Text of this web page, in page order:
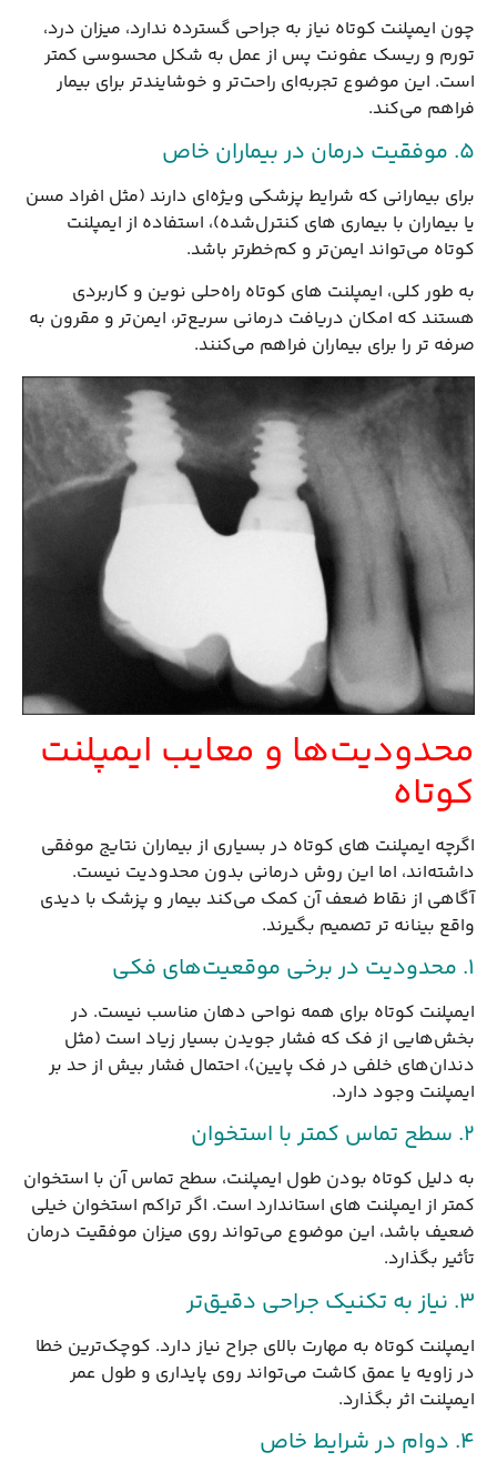
چون ایمپلنت کوتاه نیاز به جراحی گسترده ندارد، میزان درد،
تورم و ریسک عفونت پس از عمل به شکل محسوسی کمتر
است. این موضوع تجربه‌ای راحت‌تر و خوشایندتر برای بیمار
فراهم می‌کند.
۵. موفقیت درمان در بیماران خاص
برای بیمارانی که شرایط پزشکی ویژه‌ای دارند (مثل افراد مسن
یا بیماران با بیماری های کنترل‌شده)، استفاده از ایمپلنت
کوتاه می‌تواند ایمن‌تر و کم‌خطرتر باشد.
به طور کلی، ایمپلنت های کوتاه راه‌حلی نوین و کاربردی
هستند که امکان دریافت درمانی سریع‌تر، ایمن‌تر و مقرون به
صرفه تر را برای بیماران فراهم می‌کنند.
محدودیت‌ها و معایب ایمپلنت
کوتاه
اگرچه ایمپلنت های کوتاه در بسیاری از بیماران نتایج موفقی
داشته‌اند، اما این روش درمانی بدون محدودیت نیست.
آگاهی از نقاط ضعف آن کمک می‌کند بیمار و پزشک با دیدی
واقع بینانه تر تصمیم بگیرند.
۱. محدودیت در برخی موقعیت‌های فکی
ایمپلنت کوتاه برای همه نواحی دهان مناسب نیست. در
بخش‌هایی از فک که فشار جویدن بسیار زیاد است (مثل
دندان‌های خلفی در فک پایین)، احتمال فشار بیش از حد بر
ایمپلنت وجود دارد.
۲. سطح تماس کمتر با استخوان
به دلیل کوتاه بودن طول ایمپلنت، سطح تماس آن با استخوان
کمتر از ایمپلنت های استاندارد است. اگر تراکم استخوان خیلی
ضعیف باشد، این موضوع می‌تواند روی میزان موفقیت درمان
تأثیر بگذارد.
۳. نیاز به تکنیک جراحی دقیق‌تر
ایمپلنت کوتاه به مهارت بالای جراح نیاز دارد. کوچک‌ترین خطا
در زاویه یا عمق کاشت می‌تواند روی پایداری و طول عمر
ایمپلنت اثر بگذارد.
۴. دوام در شرایط خاص